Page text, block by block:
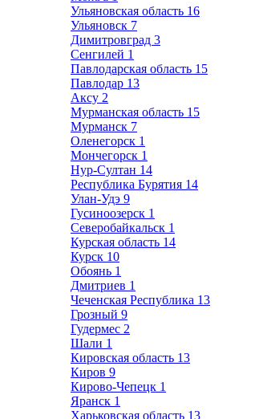
Ульяновская область 16
Ульяновск 7
Димитровград 3
Сенгилей 1
Павлодарская область 15
Павлодар 13
Аксу 2
Мурманская область 15
Мурманск 7
Оленегорск 1
Мончегорск 1
Нур-Султан 14
Республика Бурятия 14
Улан-Удэ 9
Гусиноозерск 1
Северобайкальск 1
Курская область 14
Курск 10
Обоянь 1
Дмитриев 1
Чеченская Республика 13
Грозный 9
Гудермес 2
Шали 1
Кировская область 13
Киров 9
Кирово-Чепецк 1
Яранск 1
Харьковская область 13